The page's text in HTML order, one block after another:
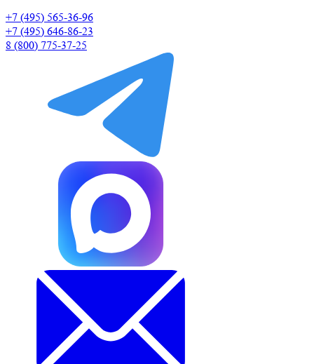
+7 (495) 565-36-96
+7 (495) 646-86-23
8 (800) 775-37-25